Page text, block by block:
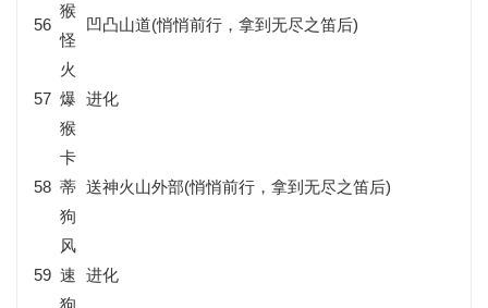
56
猴
怪
凹凸山道(悄悄前行，拿到无尽之笛后)
57
火
爆
猴
进化
58
卡
蒂
狗
送神火山外部(悄悄前行，拿到无尽之笛后)
59
风
速
狗
进化